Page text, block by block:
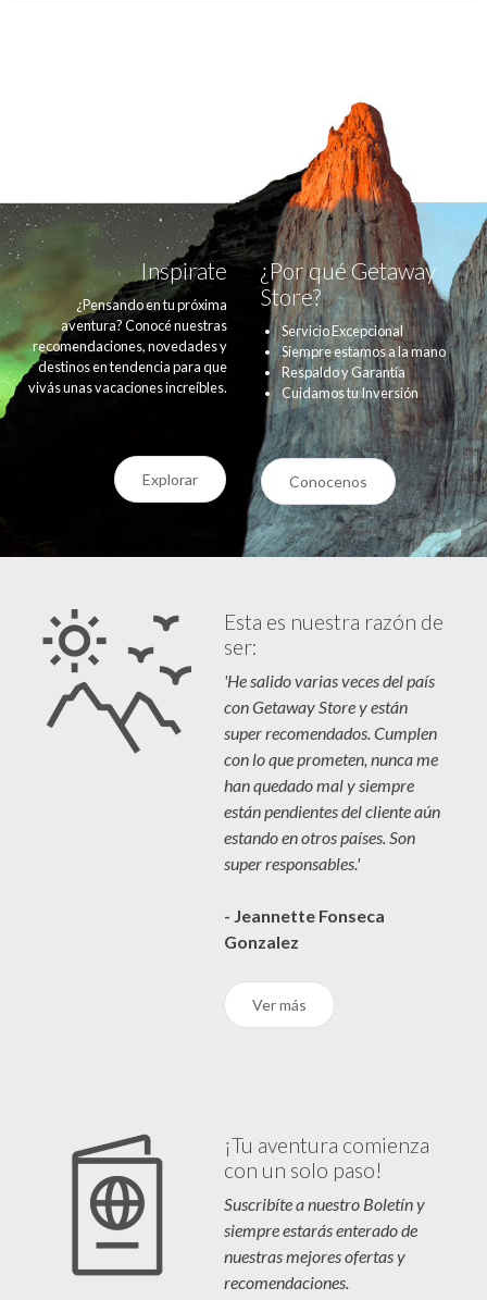
Inspirate
¿Pensando en tu próxima
aventura? Conocé nuestras
recomendaciones, novedades y
destinos en tendencia para que
vivás unas vacaciones increíbles.
¿Por qué Getaway
Store?
Servicio Excepcional
Siempre estamos a la mano
Respaldo y Garantía
Cuidamos tu Inversión
Explorar Conocenos
Esta es nuestra razón de
ser:
'He salido varias veces del país
con Getaway Store y están
super recomendados. Cumplen
con lo que prometen, nunca me
han quedado mal y siempre
están pendientes del cliente aún
estando en otros países. Son
super responsables.'
- Jeannette Fonseca
Gonzalez
Ver más
¡Tu aventura comienza
con un solo paso!
Suscribíte a nuestro Boletín y
siempre estarás enterado de
nuestras mejores ofertas y
recomendaciones.